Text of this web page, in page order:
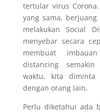
tertular virus
yang sama,
melakukan Social
menyebar secara
membuat
distancing
waktu, kita diminta
dengan orang lain.
Perlu diketahui ada